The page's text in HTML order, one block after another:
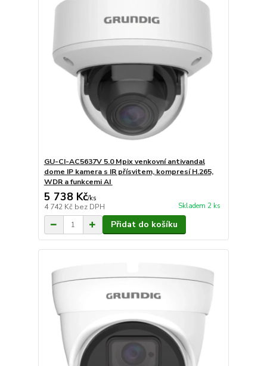
GU-CI-AC5637V 5.0 Mpix venkovní antivandal
dome IP kamera s IR přísvitem, kompresí H.265,
WDR a funkcemi AI
5 738 Kč/ks
4 742 Kč bez DPH Skladem 2 ks
Přidat do košíku